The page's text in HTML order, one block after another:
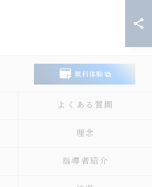
無料体験
よくある質問
理念
指導者紹介